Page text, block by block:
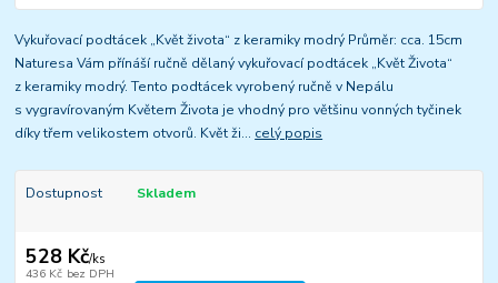
Vykuřovací podtácek „Květ života“ z keramiky modrý Průměr: cca. 15cm
Naturesa Vám přínáší ručně dělaný vykuřovací podtácek „Květ Života“
z keramiky modrý. Tento podtácek vyrobený ručně v Nepálu
s vygravírovaným Květem Života je vhodný pro většinu vonných tyčinek
díky třem velikostem otvorů. Květ ži... celý popis
Dostupnost Skladem
528 Kč/ks
436 Kč bez DPH